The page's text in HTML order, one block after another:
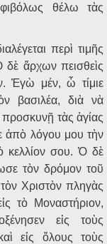
θέλω τὰς
περὶ τιμῆς
ἄρχων πεισθεὶς
Ἐγὼ μέν, ὦ τίμιε
βασιλέα, διὰ νὰ
τὰς ἁγίας
ἀπὸ λόγου μου τὴν
κελλίον σου. Ὁ δὲ
τὸν δρόμον τοῦ
Χριστὸν πληγὰς
τὸ Μοναστήριον,
εἰς τοὺς
εἰς ὅλους τοὺς